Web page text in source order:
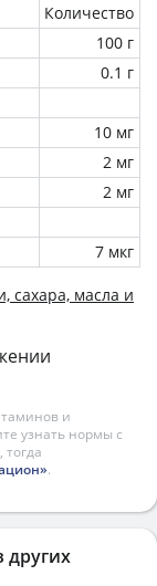
Количество
100 г
0.1 г
10 мг
2 мг
2 мг
7 мкг
сахара, масла и
и
узнать нормы с
.
других